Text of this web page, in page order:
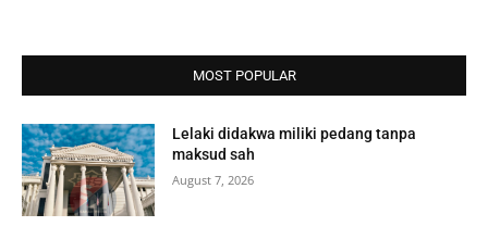
MOST POPULAR
Lelaki didakwa miliki pedang tanpa
maksud sah
August 7, 2026